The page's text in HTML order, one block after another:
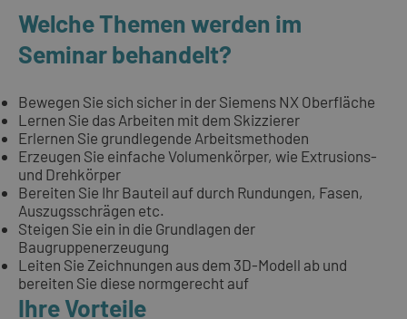
Welche Themen werden im
Seminar behandelt?
Bewegen Sie sich sicher in der Siemens NX Oberfläche
Lernen Sie das Arbeiten mit dem Skizzierer
Erlernen Sie grundlegende Arbeitsmethoden
Erzeugen Sie einfache Volumenkörper, wie Extrusions-
und Drehkörper
Bereiten Sie Ihr Bauteil auf durch Rundungen, Fasen,
Auszugsschrägen etc.
Steigen Sie ein in die Grundlagen der
Baugruppenerzeugung
Leiten Sie Zeichnungen aus dem 3D-Modell ab und
bereiten Sie diese normgerecht auf
Ihre Vorteile